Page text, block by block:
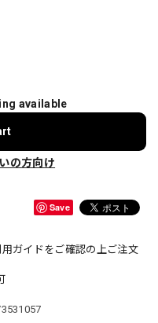
available
の方向け
Save
ガイドをご確認の上ご注文